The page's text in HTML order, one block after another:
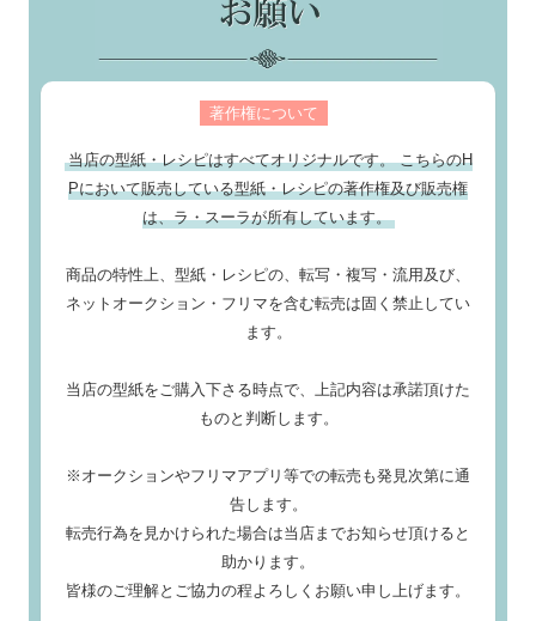
著作権について
当店の型紙・レシピはすべてオリジナルです。 こちらのH
Pにおいて販売している型紙・レシピの著作権及び販売権
は、ラ・スーラが所有しています。
商品の特性上、型紙・レシピの、転写・複写・流用及び、
ネットオークション・フリマを含む転売は固く禁止してい
ます。
当店の型紙をご購入下さる時点で、上記内容は承諾頂けた
ものと判断します。
※オークションやフリマアプリ等での転売も発見次第に通
告します。
転売行為を見かけられた場合は当店までお知らせ頂けると
助かります。
皆様のご理解とご協力の程よろしくお願い申し上げます。